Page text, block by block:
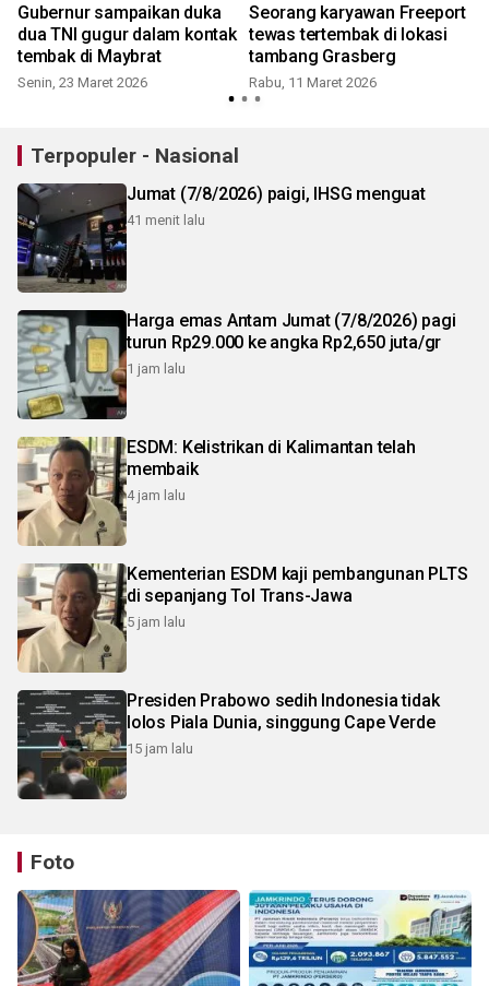
Gubernur sampaikan duka
dua TNI gugur dalam kontak
tembak di Maybrat
Senin, 23 Maret 2026
Seorang karyawan Freeport
tewas tertembak di lokasi
tambang Grasberg
Rabu, 11 Maret 2026
Terpopuler - Nasional
Jumat (7/8/2026) paigi, IHSG menguat
41 menit lalu
Harga emas Antam Jumat (7/8/2026) pagi
turun Rp29.000 ke angka Rp2,650 juta/gr
1 jam lalu
ESDM: Kelistrikan di Kalimantan telah
membaik
4 jam lalu
Kementerian ESDM kaji pembangunan PLTS
di sepanjang Tol Trans-Jawa
5 jam lalu
Presiden Prabowo sedih Indonesia tidak
lolos Piala Dunia, singgung Cape Verde
15 jam lalu
Foto